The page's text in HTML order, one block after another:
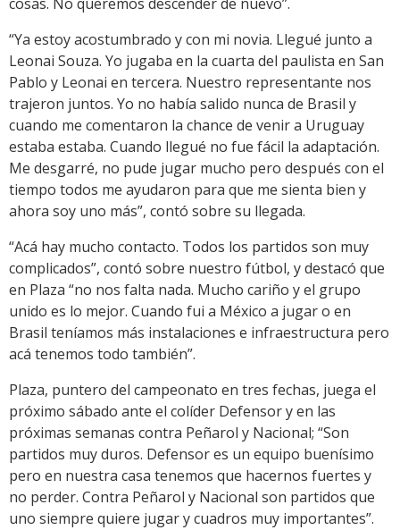
“Ya estoy acostumbrado y con mi novia. Llegué junto a
Leonai Souza. Yo jugaba en la cuarta del paulista en San
Pablo y Leonai en tercera. Nuestro representante nos
trajeron juntos. Yo no había salido nunca de Brasil y
cuando me comentaron la chance de venir a Uruguay
estaba estaba. Cuando llegué no fue fácil la adaptación.
Me desgarré, no pude jugar mucho pero después con el
tiempo todos me ayudaron para que me sienta bien y
ahora soy uno más”, contó sobre su llegada.
“Acá hay mucho contacto. Todos los partidos son muy
complicados”, contó sobre nuestro fútbol, y destacó que
en Plaza “no nos falta nada. Mucho cariño y el grupo
unido es lo mejor. Cuando fui a México a jugar o en
Brasil teníamos más instalaciones e infraestructura pero
acá tenemos todo también”.
Plaza, puntero del campeonato en tres fechas, juega el
próximo sábado ante el colíder Defensor y en las
próximas semanas contra Peñarol y Nacional; “Son
partidos muy duros. Defensor es un equipo buenísimo
pero en nuestra casa tenemos que hacernos fuertes y
no perder. Contra Peñarol y Nacional son partidos que
uno siempre quiere jugar y cuadros muy importantes”.